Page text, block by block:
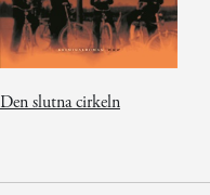
Den slutna cirkeln